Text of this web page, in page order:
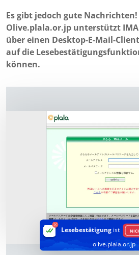
Es gibt jedoch gute Nachrichten!
Olive.plala.or.jp unterstützt
über einen Desktop-E-Mail-
auf die
können.
Lesebestätigungist
olive.plala.or.jp